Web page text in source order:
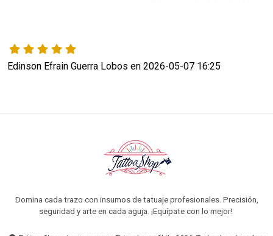
Edinson Efrain Guerra Lobos en 2026-05-07 16:25
Domina cada trazo con insumos de tatuaje profesionales. Precisión,
seguridad y arte en cada aguja. ¡Equípate con lo mejor!